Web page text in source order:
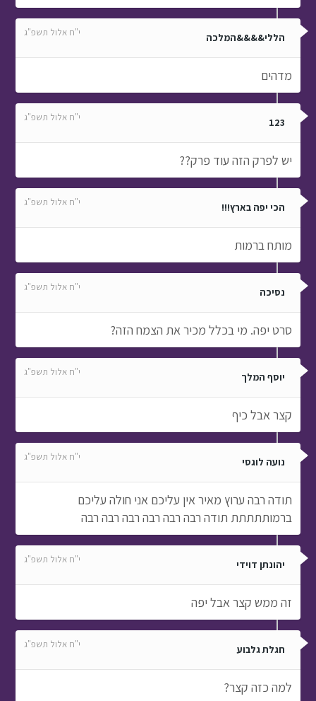
הללי&&&&המלכה י"ח אלול תשפ"ג
מדהים
123 י"ח אלול תשפ"ג
יש לפרק הזה עוד פרק??
הכי יפה בארץ!!! י"ח אלול תשפ"ג
מותח ברמות
נסיכה י"ח אלול תשפ"ג
סרט יפה. מי בכלל מכיר את הצמח הזה?
יוסף המלך י"ח אלול תשפ"ג
קצר אבל כיף
נועה לוגסי י"ח אלול תשפ"ג
תודה רבה ערוץ מאיר אין עליכם אני חולה עליכם
ברמותתתתת תודה רבה רבה רבה רבה רבה רבה
יהונתן דוידי י"ח אלול תשפ"ג
זה ממש קצר אבל יפה
חגלת גלבוע י"ח אלול תשפ"ג
למה כזה קצר?